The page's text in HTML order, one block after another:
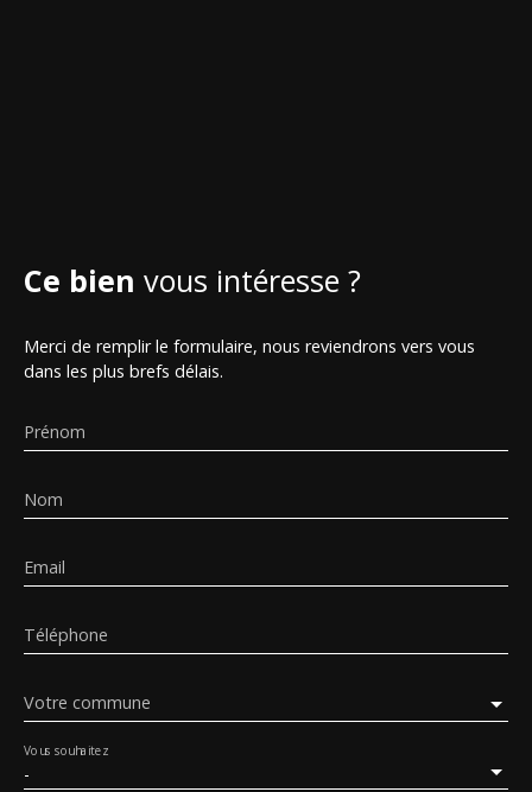
Ce bien vous intéresse ?
Merci de remplir le formulaire, nous reviendrons vers vous
dans les plus brefs délais.
Prénom
Nom
Email
Téléphone
Votre commune
-
Vous souhaitez